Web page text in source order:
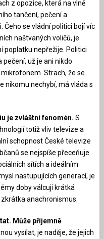
z opozice, která na vlně
tančení, pečení a
Čeho se vládní politici bojí víc
naštvaných voličů, je
poplatku nepřežije. Politici
už je ani nikdo
Strach, že se
nikomu nechybí, má vláda s
je zvláštní fenomén. S
totiž vliv televize a
schopnost České televize
se nejspíše přeceňuje.
sítích a ideálním
nastupujících generací, je
doby válcují krátká
anachronismus.
Může příjemně
vysílat, je naděje, že jejich